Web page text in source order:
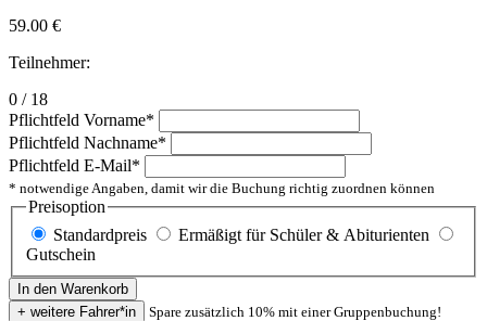
59.00 €
Teilnehmer:
0 / 18
Pflichtfeld Vorname*
Pflichtfeld Nachname*
Pflichtfeld E-Mail*
* notwendige Angaben, damit wir die Buchung richtig zuordnen können
Preisoption
Standardpreis
Ermäßigt für Schüler & Abiturienten
Gutschein
Spare zusätzlich 10% mit einer Gruppenbuchung!